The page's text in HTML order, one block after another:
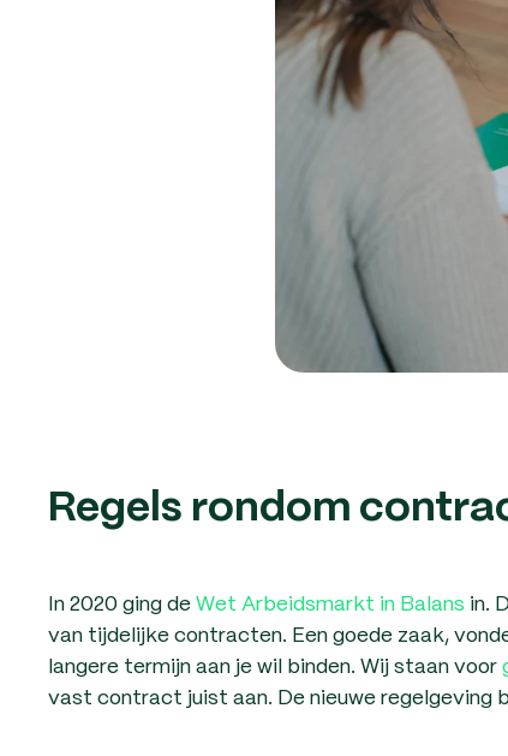
Regels rondom
In 2020 ging deWet Arbeidsmarkt in Balans in.
van tijdelijke contracten. Een goede zaak,
langere termijn aan je wil binden. Wij staan voor
vast contract juist aan. De nieuwe